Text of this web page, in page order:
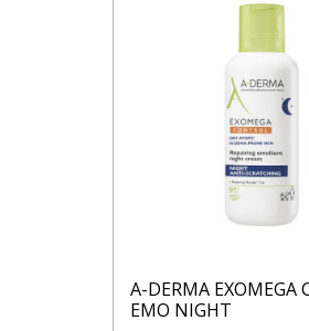
A-DERMA EXOMEGA
EMO NIGHT